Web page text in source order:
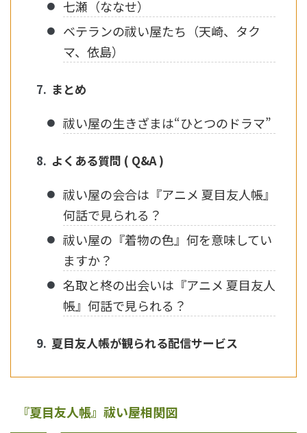
七瀬（ななせ）
ベテランの祓い屋たち（天崎、タク
マ、依島）
まとめ
祓い屋の生きざまは“ひとつのドラマ”
よくある質問 ( Q&A )
祓い屋の会合は『アニメ 夏目友人帳』
何話で見られる？
祓い屋の『着物の色』何を意味してい
ますか？
名取と柊の出会いは『アニメ 夏目友人
帳』何話で見られる？
夏目友人帳が観られる配信サービス
『夏目友人帳』祓い屋相関図